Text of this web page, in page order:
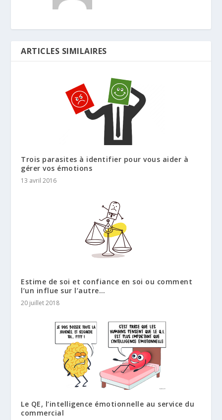
ARTICLES SIMILAIRES
Trois parasites à identifier pour vous aider à
gérer vos émotions
13 avril 2016
Estime de soi et confiance en soi ou comment
l’un influe sur l’autre…
20 juillet 2018
Le QE, l’intelligence émotionnelle au service du
commercial